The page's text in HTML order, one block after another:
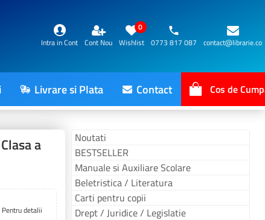
Intra in Cont Cont Nou Wishlist
0
0773 817 087
contact@librarie.co
Livrare si Plata Contact Cos de
a
detalii
Noutati
BESTSELLER
Manuale si Auxiliare Scolare
Beletristica / Literatura
Carti pentru copii
Drept / Juridice / Legislatie